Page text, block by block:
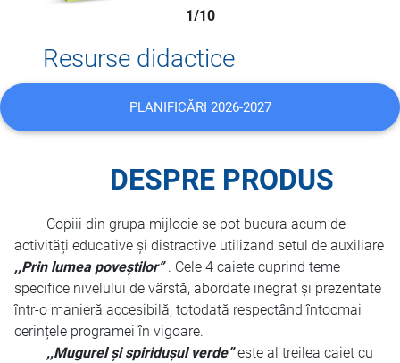
1/10
Resurse didactice
PLANIFICĂRI 2026-2027
DESPRE PRODUS
Copiii din grupa mijlocie se pot bucura acum de
activități educative și distractive utilizand setul de auxiliare
,,Prin lumea poveștilor”. Cele 4 caiete cuprind teme
specifice nivelului de vârstă, abordate inegrat și prezentate
într-o manieră accesibilă, totodată respectând întocmai
cerințele programei în vigoare.
,,Mugurel și spiridușul verde”este al treilea caiet cu